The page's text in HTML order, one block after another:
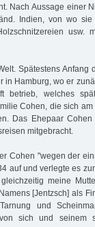
Nach Aussage einer
Indien, von wo sie
usw.
Spätestens Anfang
in Hamburg, wo er
betrieb, welches
Cohen, die sich am
Das Ehepaar Cohen
mitgebracht.
Cohen "wegen der
auf und verlegte es
meine
[Jentzsch] als
und
sich und seinem